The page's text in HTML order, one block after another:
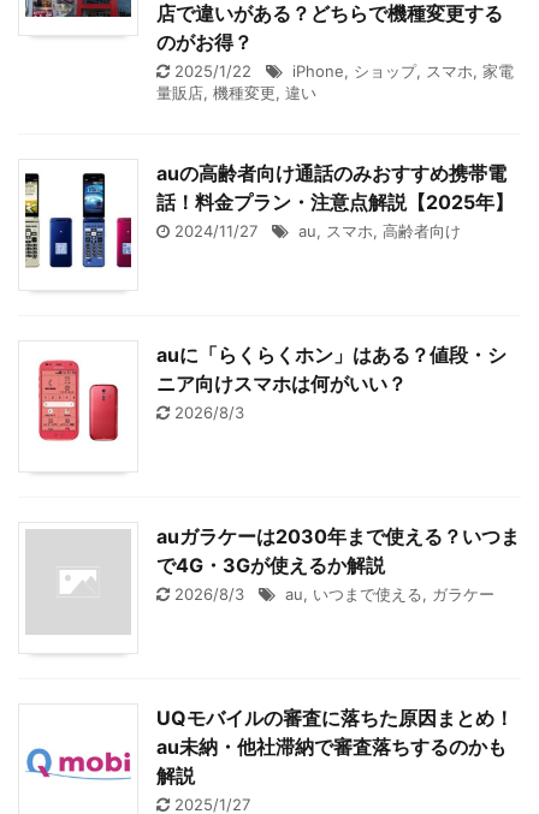
店で違いがある？どちらで機種変更する
のがお得？
2025/1/22 iPhone, ショップ, スマホ, 家電
量販店, 機種変更, 違い
auの高齢者向け通話のみおすすめ携帯電
話！料金プラン・注意点解説【2025年】
2024/11/27 au, スマホ, 高齢者向け
auに「らくらくホン」はある？値段・シ
ニア向けスマホは何がいい？
2026/8/3
auガラケーは2030年まで使える？いつま
で4G・3Gが使えるか解説
2026/8/3 au, いつまで使える, ガラケー
UQモバイルの審査に落ちた原因まとめ！
au未納・他社滞納で審査落ちするのかも
解説
2025/1/27